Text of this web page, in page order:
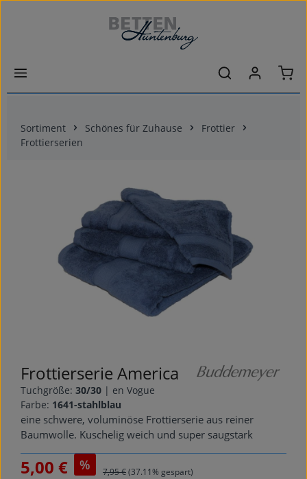
Zum Hauptinhalt springen
Sortiment Schönes für Zuhause
Frottier
Frottierserien
Frottierserie America
Tuchgröße: 30/30 | en Vogue
Farbe: 1641-stahlblau
eine schwere, voluminöse Frottierserie aus reiner
Baumwolle. Kuschelig weich und super saugstark
Verkaufspreis:
5,00 € % Regulärer Preis:
7,95 €(37.11% gespart)